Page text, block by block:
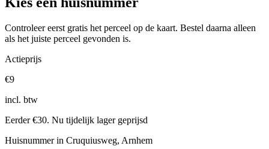
Controleer eerst gratis het perceel op de kaart. Bestel daarna alleen
als het juiste perceel gevonden is.
Actieprijs
€9
incl. btw
Eerder €30. Nu tijdelijk lager geprijsd
Huisnummer in Cruquiusweg, Arnhem